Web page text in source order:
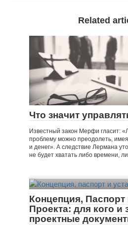
Related
Что значит
Известный закон Мерфи гласит:
проблему можно преодолеть,
и денег». А следствие Лермана
не будет хватать либо времени,
Концепция, Паспорт
Проекта: для кого и
проектные